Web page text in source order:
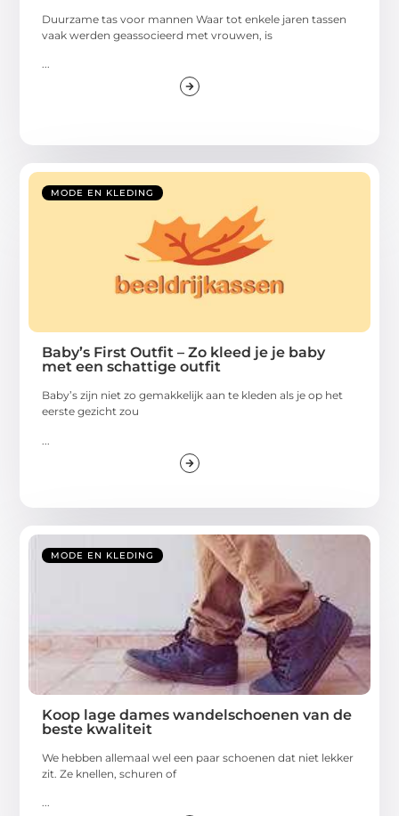
Duurzame tas voor mannen Waar tot enkele jaren tassen
vaak werden geassocieerd met vrouwen, is
...
MODE EN KLEDING
Baby’s First Outfit – Zo kleed je je baby
met een schattige outfit
Baby’s zijn niet zo gemakkelijk aan te kleden als je op het
eerste gezicht zou
MODE EN KLEDING
Koop lage dames wandelschoenen van de
beste kwaliteit
We hebben allemaal wel een paar schoenen dat niet lekker
zit. Ze knellen, schuren of